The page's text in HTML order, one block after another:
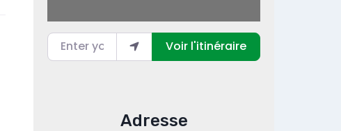
Enter your location
Voir l'itinéraire
Adresse